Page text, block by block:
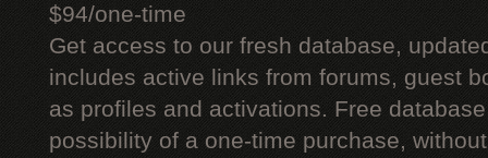
$94/one-time
Get access to our fresh database,
includes active links from forums, guest
as profiles and activations. Free
possibility of a one-time purchase,